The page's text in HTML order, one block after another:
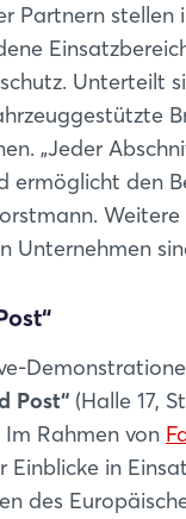
Partnern stellen
Unterteilt
„Jeder
ermöglicht den
Unternehmen
Post“ (Halle 17,
Rahmen von
Einblicke in
des